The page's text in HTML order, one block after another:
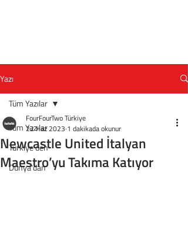
Yazı
Tüm Yazılar
Türkiye'den
Dünya'dan
Tüm Yazılar
Newcastle United İtalyan
Maestro’yu Takıma Katıyor
FourFourTwo Türkiye
22 Haz 2023 1 dakikada okunur